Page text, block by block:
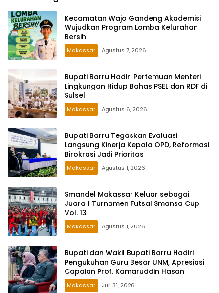
Kecamatan Wajo Gandeng Akademisi
Wujudkan Program Lomba Kelurahan
Bersih
Makassar Agustus 7, 2026
Bupati Barru Hadiri Pertemuan Menteri
Lingkungan Hidup Bahas PSEL dan RDF di
Sulsel
Makassar Agustus 6, 2026
Bupati Barru Tegaskan Evaluasi
Langsung Kinerja Kepala OPD, Reformasi
Birokrasi Jadi Prioritas
Makassar Agustus 1, 2026
Smandel Makassar Keluar sebagai
Juara 1 Turnamen Futsal Smansa Cup
Vol. 13
Makassar Agustus 1, 2026
Bupati dan Wakil Bupati Barru Hadiri
Pengukuhan Guru Besar UNM, Apresiasi
Capaian Prof. Kamaruddin Hasan
Makassar Juli 31, 2026